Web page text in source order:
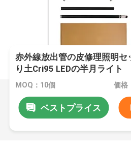
赤外線放出管の皮修理照明
り土Cri95 LEDの半月ライト
MOQ：10個
ベストプライス